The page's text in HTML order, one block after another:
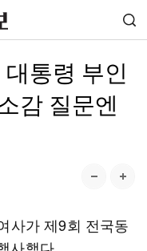
통령 부인
감 질문엔
사가 제9회 전국동